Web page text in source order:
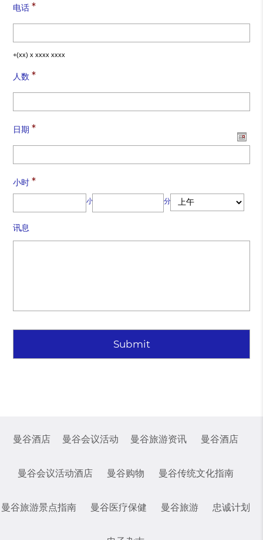
电话 *
+(xx) x xxxx xxxx
人数 *
日期 *
小时 *
小时 分
讯息
曼谷酒店 曼谷会议活动 曼谷旅游资讯 曼谷酒店
曼谷会议活动酒店 曼谷购物 曼谷传统文化指南
曼谷旅游景点指南 曼谷医疗保健 曼谷旅游 忠诚计划